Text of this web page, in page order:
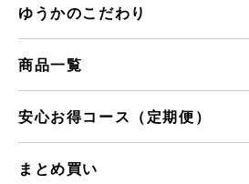
ゆうかのこだわり
商品一覧
安心お得コース（定期便）
まとめ買い